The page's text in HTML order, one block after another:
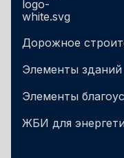
Дорожное
Элементы
Элементы
ЖБИ для